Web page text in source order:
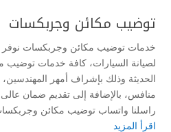
توضيب مكائن وجربكسات
خدمات توضيب مكائن وجربكسات نوفر
لصيانة السيارات، كافة خدمات توضيب
الحديثة وذلك بإشراف أمهر
منافس، بالإضافة إلى تقديم ضمان
راسلنا واتساب توضيب مكائن
اقرأ المزيد